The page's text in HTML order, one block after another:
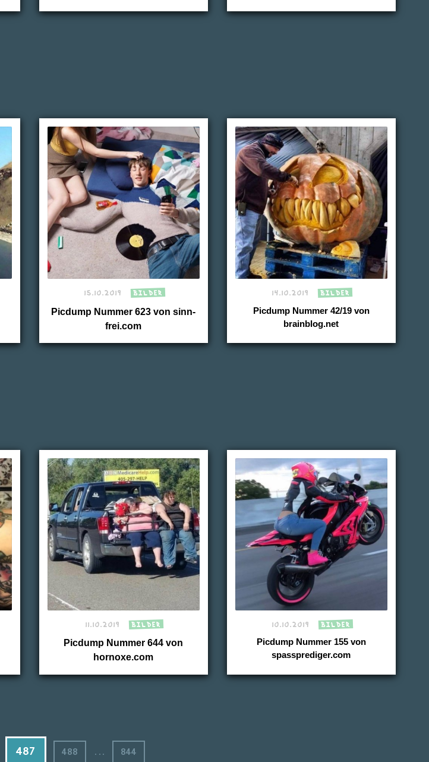
15.10.2019 BILDER
Picdump Nummer 623 von sinn-
frei.com
14.10.2019 BILDER
Picdump Nummer 42/19 von
brainblog.net
11.10.2019 BILDER
Picdump Nummer 644 von
hornoxe.com
10.10.2019 BILDER
Picdump Nummer 155 von
spassprediger.com
487 488 ... 844